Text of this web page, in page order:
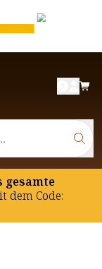
gesamte
dem Code: